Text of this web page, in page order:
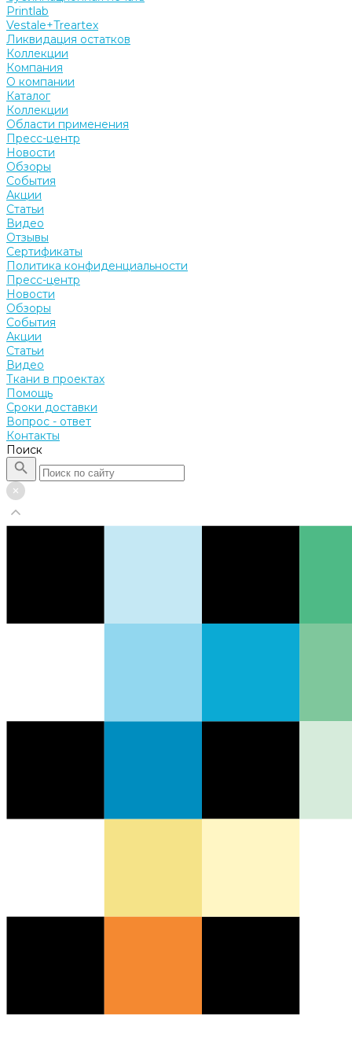
Printlab
Vestale+Treartex
Ликвидация остатков
Коллекции
Компания
О компании
Каталог
Коллекции
Области применения
Пресс-центр
Новости
Обзоры
События
Акции
Статьи
Видео
Отзывы
Сертификаты
Политика конфиденциальности
Пресс-центр
Новости
Обзоры
События
Акции
Статьи
Видео
Ткани в проектах
Помощь
Сроки доставки
Вопрос - ответ
Контакты
Поиск